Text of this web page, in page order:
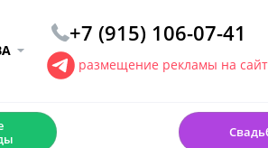
+7 (915) 106-07-41
размещение рекламы на